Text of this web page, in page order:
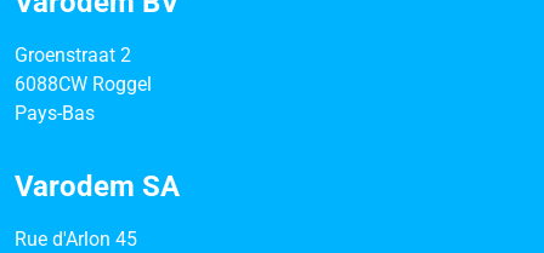
Groenstraat 2
6088CW Roggel
Pays-Bas
Varodem SA
Rue d'Arlon 45